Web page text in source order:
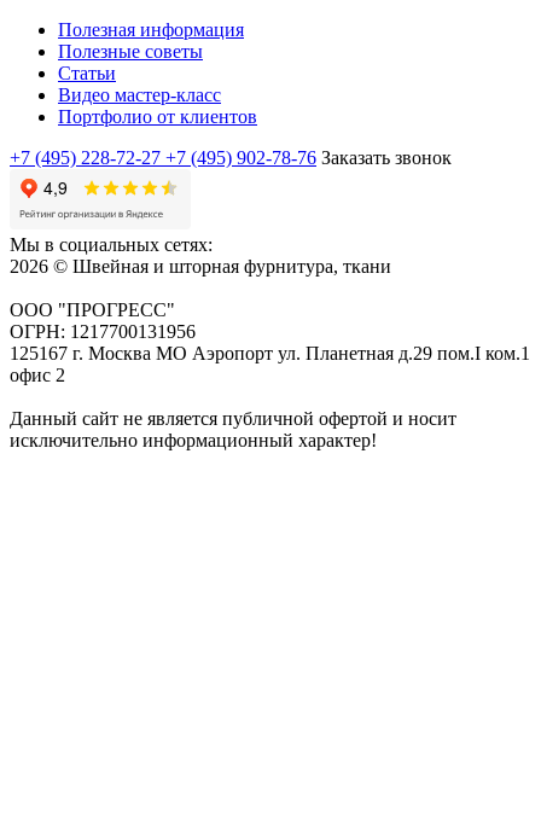
Полезная информация
Полезные советы
Статьи
Видео мастер-класс
Портфолио от клиентов
+7 (495) 228-72-27 +7 (495) 902-78-76 Заказать звонок
Мы в социальных сетях:
2026 © Швейная и шторная фурнитура, ткани
ООО "ПРОГРЕСС"
ОГРН: 1217700131956
125167 г. Москва МО Аэропорт ул. Планетная д.29 пом.I ком.1
офис 2
Данный сайт не является публичной офертой и носит
исключительно информационный характер!